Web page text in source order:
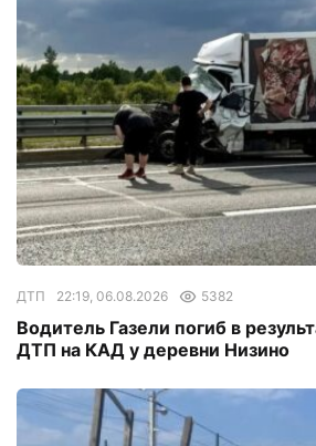
ДТП 22:19, 06.08.2026 5382
Водитель Газели погиб в
ДТП на КАД у деревни Низино